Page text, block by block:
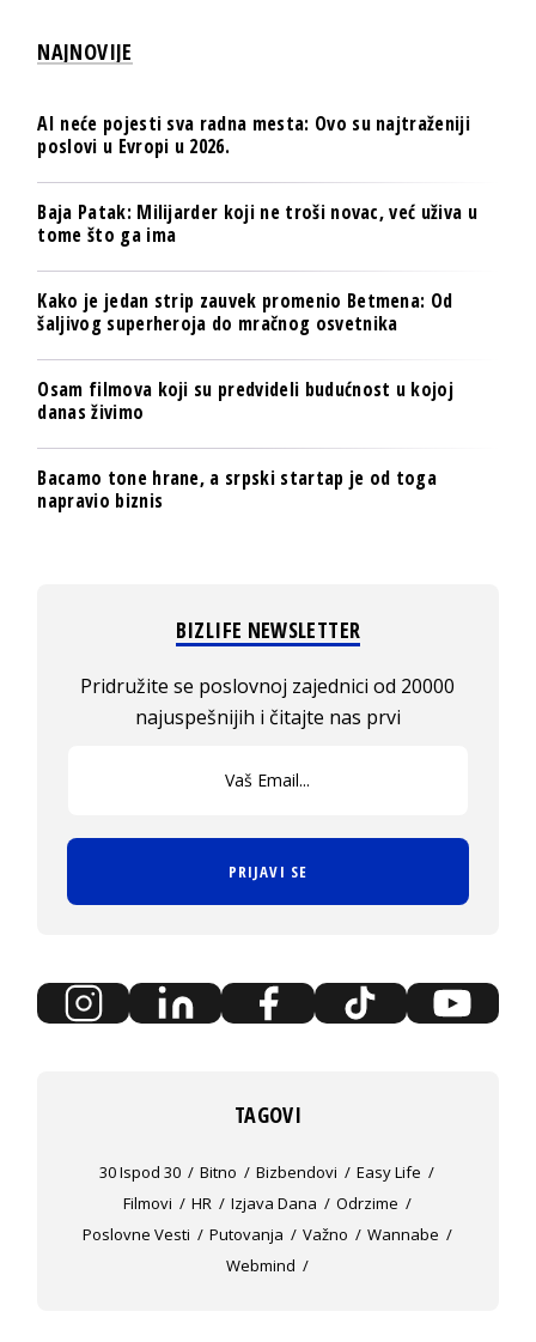
NAJNOVIJE
AI neće pojesti sva radna mesta: Ovo su najtraženiji
poslovi u Evropi u 2026.
Baja Patak: Milijarder koji ne troši novac, već uživa u
tome što ga ima
Kako je jedan strip zauvek promenio Betmena: Od
šaljivog superheroja do mračnog osvetnika
Osam filmova koji su predvideli budućnost u kojoj
danas živimo
Bacamo tone hrane, a srpski startap je od toga
napravio biznis
BIZLIFE NEWSLETTER
Pridružite se poslovnoj zajednici od 20000
najuspešnijih i čitajte nas prvi
PRIJAVI SE
TAGOVI
30 Ispod 30 Bitno Bizbendovi
Easy Life
Filmovi
HR Izjava Dana
Odrzime
Poslovne Vesti
Putovanja Važno
Wannabe
Webmind